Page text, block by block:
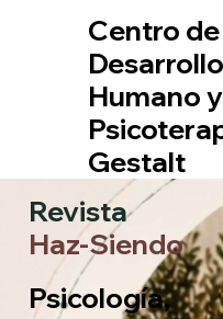
Centro de
Desarrollo
Humano y
Gestalt
Psicología,
Revista
Haz-Siendo